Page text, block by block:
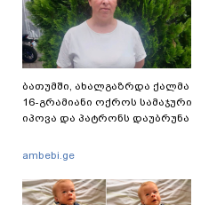
ბათუმში, ახალგაზრდა ქალმა
16-გრამიანი ოქროს სამაჯური
იპოვა და პატრონს დაუბრუნა
ambebi.ge